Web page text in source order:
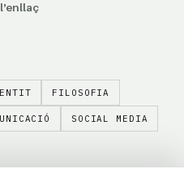
FILOSOFIA
SOCIAL MEDIA